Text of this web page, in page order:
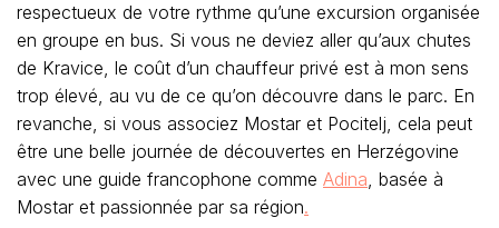
respectueux de votre rythme qu’une excursion organisée
en groupe en bus. Si vous ne deviez aller qu’aux chutes
de Kravice, le coût d’un chauffeur privé est à mon sens
trop élevé, au vu de ce qu’on découvre dans le parc. En
revanche, si vous associez Mostar et Pocitelj, cela peut
être une belle journée de découvertes en Herzégovine
avec une guide francophone comme Adina, basée à
Mostar et passionnée par sa région.